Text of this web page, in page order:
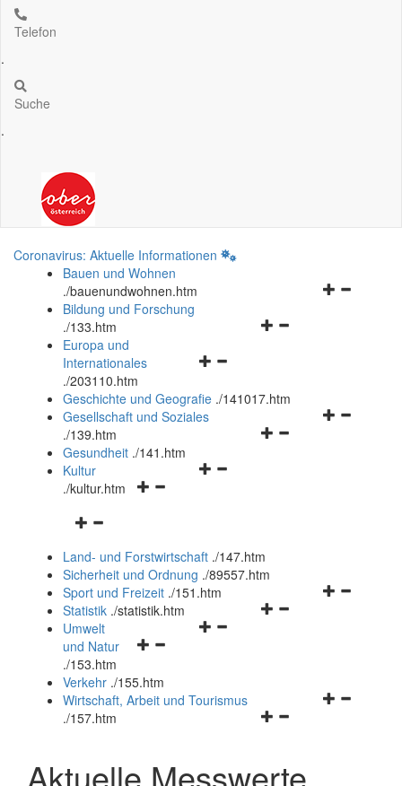
Telefon
.
Suche
.
Coronavirus: Aktuelle Informationen
Bauen und Wohnen
./bauenundwohnen.htm
Navigationsmenü
Bildung und Forschung
./133.htm
Navigationsmenü
und
schließen
Europa und
Internationales
./203110.htm
Geschichte und Geografie ./141017.htm
Navigationsmenü
Gesellschaft und Soziales
./139.htm
Navigationsmenü
Gesundheit ./141.htm
Navigationsmenü
Kultur
./kultur.htm
Navigationsmenü
und
schließen
Land- und Forstwirtschaft ./147.htm
Sicherheit und Ordnung ./89557.htm
Navigationsmenü
Sport und Freizeit ./151.htm
Navigationsmenü
Statistik ./statistik.htm
Navigationsmenü
und
schließen
Umwelt
und Natur
./153.htm
Verkehr ./155.htm
Navigationsmenü
schließen
Wirtschaft, Arbeit und Tourismus
./157.htm
Aktuelle Messwerte